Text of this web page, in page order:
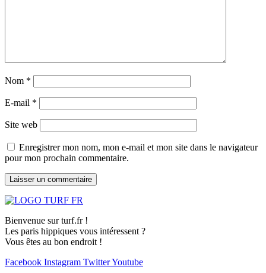
Nom *
E-mail *
Site web
Enregistrer mon nom, mon e-mail et mon site dans le navigateur
pour mon prochain commentaire.
Bienvenue sur turf.fr !
Les paris hippiques vous intéressent ?
Vous êtes au bon endroit !
Facebook Instagram TwitterYoutube